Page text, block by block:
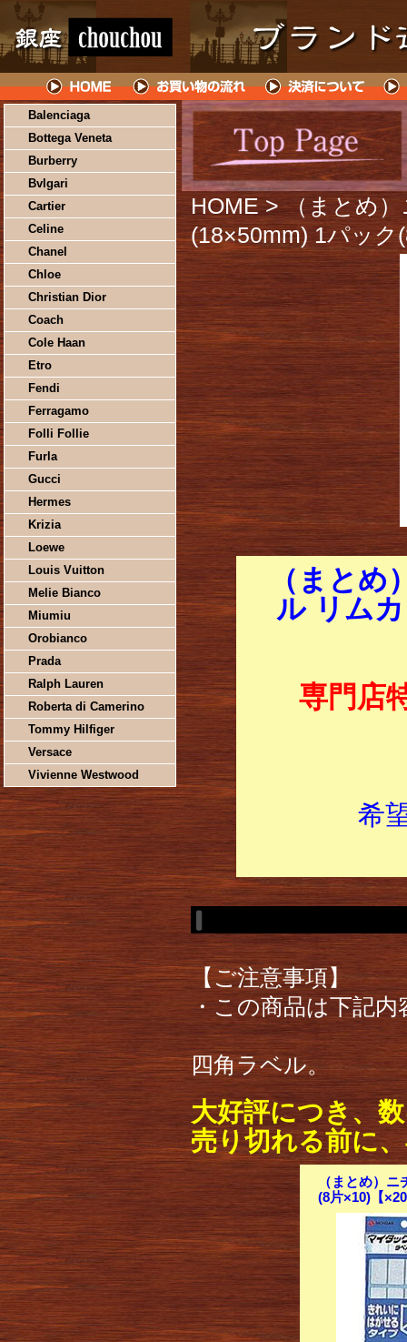
Balenciaga
Bottega Veneta
Burberry
Bvlgari
Cartier
Celine
Chanel
Chloe
Christian Dior
Coach
Cole Haan
Etro
Fendi
Ferragamo
Folli Follie
Furla
Gucci
Hermes
Krizia
Loewe
Louis Vuitton
Melie Bianco
Miumiu
Orobianco
Prada
Ralph Lauren
Roberta di Camerino
Tommy Hilfiger
Versace
Vivienne Westwood
HOME > （まとめ
(18×50mm) 1パッ
（まと
ル リム
専門店
希
【ご注意事項】
・この商品は下記
四角ラベル。
大好評につき、
売り切れる前に
（まとめ）
(8片×10)【